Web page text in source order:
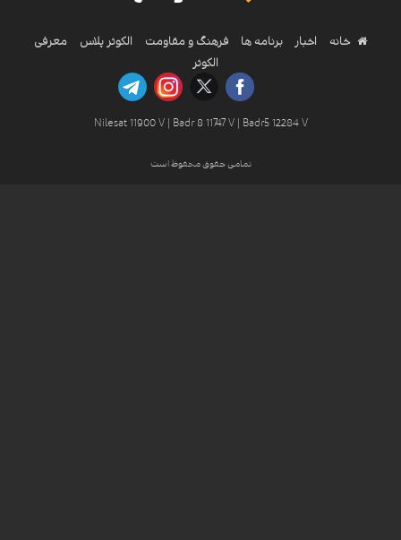
خانه اخبار برنامه ها فرهنگ و مقاومت الکوثر پلاس
معرفی
الکوثر
Nilesat 11900 V | Badr 8 11747 V | Badr5 12284 V
تمامی حقوق محفوظ است